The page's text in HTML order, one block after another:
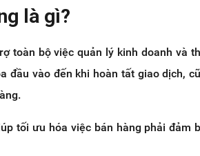
là gì?
toàn bộ việc quản lý kinh doanh và
đầu vào đến khi hoàn tất giao dịch,
tối ưu hóa việc bán hàng phải đảm